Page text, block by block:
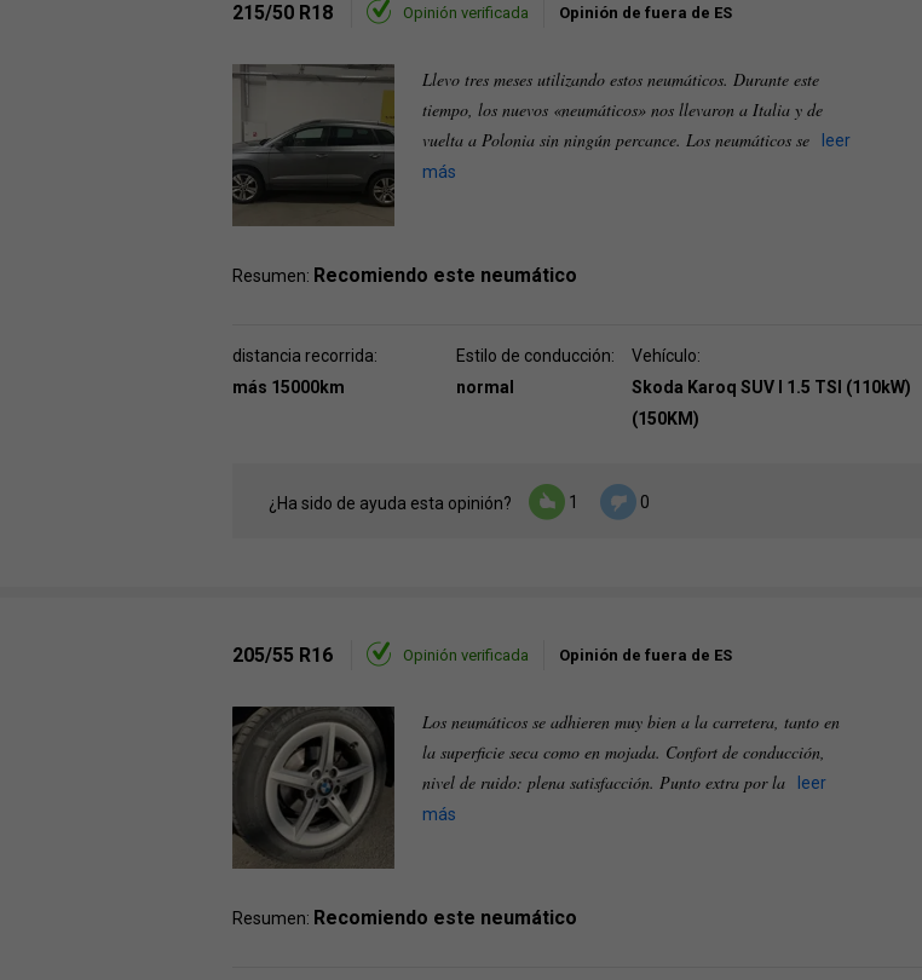
215/50 R18 Opinión verificada Opinión de fuera de ES
Llevo tres meses utilizando estos neumáticos. Durante este
tiempo, los nuevos «neumáticos» nos llevaron a Italia y de
vuelta a Polonia sin ningún percance. Los neumáticos se
leer
más
Resumen: Recomiendo este neumático
distancia recorrida:
más 15000km
Estilo de conducción:
normal
Vehículo:
Skoda Karoq SUV I 1.5 TSI (110kW)
(150KM)
¿Ha sido de ayuda esta opinión? 1 0
205/55 R16 Opinión verificada Opinión de fuera de ES
Los neumáticos se adhieren muy bien a la carretera, tanto en
la superficie seca como en mojada. Confort de conducción,
nivel de ruido: plena satisfacción. Punto extra por la
leer
más
Resumen: Recomiendo este neumático